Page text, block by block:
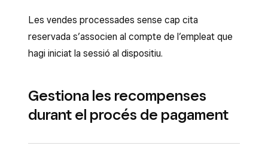
Les vendes processades sense cap cita
reservada s’associen al compte de l’empleat que
hagi iniciat la sessió al dispositiu.
Gestiona les recompenses
durant el procés de pagament